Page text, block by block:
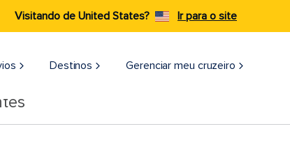
Visitando de United States? Ir para o site
Destinos Gerenciar meu cruzeiro